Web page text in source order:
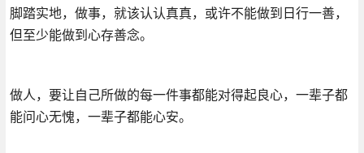
脚踏实地，做事，就该认认真真，或许不能做到日行一善，
但至少能做到心存善念。
做人，要让自己所做的每一件事都能对得起良心，一辈子都
能问心无愧，一辈子都能心安。